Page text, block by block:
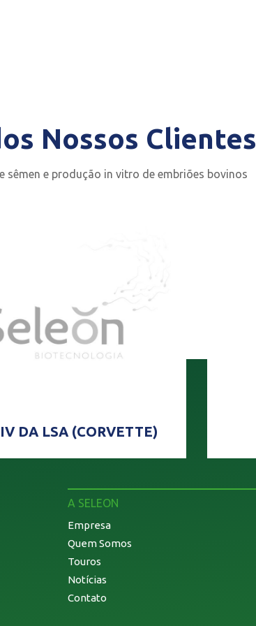
Nossos Clientes
sêmen e produção in vitro de embriões bovinos
DA LSA (CORVETTE)
A SELEON
Empresa
Quem Somos
Touros
Notícias
Contato